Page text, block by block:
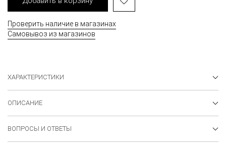
Проверить наличие в магазинах
Самовывоз из магазинов
ХАРАКТЕРИСТИКИ
ОПИСАНИЕ
ВОПРОСЫ И ОТВЕТЫ